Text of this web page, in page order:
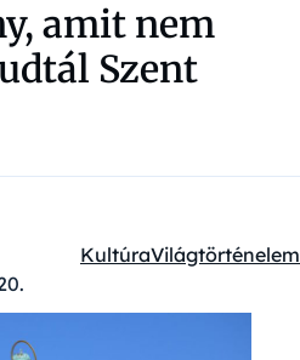
amit nem
Szent
Kategóriák:
KultúraVilágtörténelem